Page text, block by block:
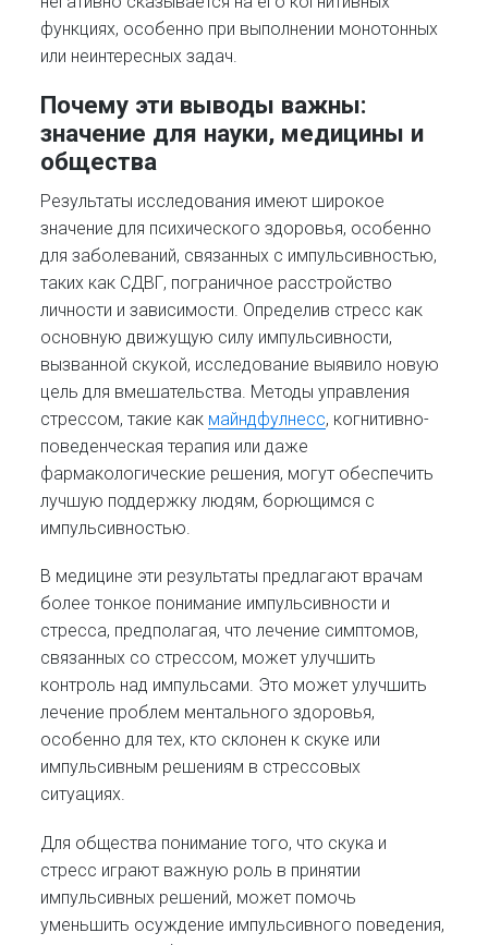
функциях, особенно при выполнении монотонных
или неинтересных задач.
Почему эти выводы важны:
значение для науки, медицины и
общества
Результаты исследования имеют широкое
значение для психического здоровья, особенно
для заболеваний, связанных с импульсивностью,
таких как СДВГ, пограничное расстройство
личности и зависимости. Определив стресс как
основную движущую силу импульсивности,
вызванной скукой, исследование выявило новую
цель для вмешательства. Методы управления
стрессом, такие как майндфулнесс, когнитивно-
поведенческая терапия или даже
фармакологические решения, могут обеспечить
лучшую поддержку людям, борющимся с
импульсивностью.
В медицине эти результаты предлагают врачам
более тонкое понимание импульсивности и
стресса, предполагая, что лечение симптомов,
связанных со стрессом, может улучшить
контроль над импульсами. Это может улучшить
лечение проблем ментального здоровья,
особенно для тех, кто склонен к скуке или
импульсивным решениям в стрессовых
ситуациях.
Для общества понимание того, что скука и
стресс играют важную роль в принятии
импульсивных решений, может помочь
уменьшить осуждение импульсивного поведения,